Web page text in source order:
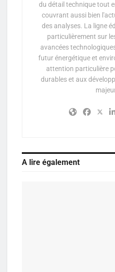
du détail technique tout
couvrant aussi bien
des analyses. La ligne
particulièrement sur
avancées
futur énergétique et
attention particulière
durables et aux
A lire également